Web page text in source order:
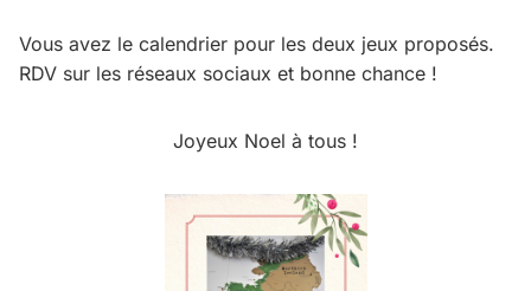
Vous avez le calendrier pour les deux jeux proposés.
RDV sur les réseaux sociaux et bonne chance !
Joyeux Noel à tous !